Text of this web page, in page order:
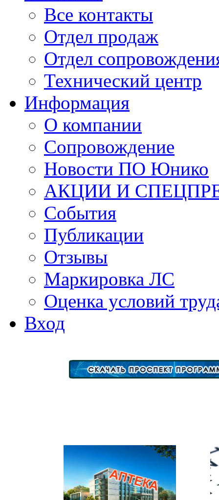
Все контакты
Отдел продаж
Отдел
Технический центр
Информация
О компании
Сопровождение
Новости ПО Юнико
АКЦИИ И
События
Публикации
Отзывы
Маркировка ЛС
Оценка условий
Вход